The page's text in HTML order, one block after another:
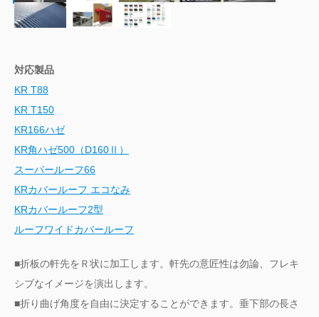
対応製品
KR T88
KR T150
KR166ハゼ
KR角ハゼ500（D160Ⅱ）
スーパールーフ66
KRカバールーフ エコなみ
KRカバールーフ2型
ルーフワイドカバールーフ
■折板の軒先をＲ状に加工します。軒先の意匠性は勿論、フレキ
シブなイメージを演出します。
■折り曲げ角度を自由に決定することができます。垂下部の長さ